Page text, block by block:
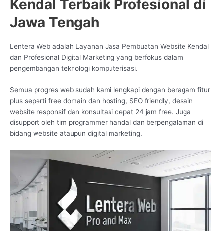
Kendal Terbaik Profesional di
Jawa Tengah
Lentera Web adalah Layanan Jasa Pembuatan Website Kendal
dan Profesional Digital Marketing yang berfokus dalam
pengembangan teknologi komputerisasi.
Semua progres web sudah kami lengkapi dengan beragam fitur
plus seperti free domain dan hosting, SEO friendly, desain
website responsif dan konsultasi cepat 24 jam free. Juga
disupport oleh tim programmer handal dan berpengalaman di
bidang website ataupun digital marketing.